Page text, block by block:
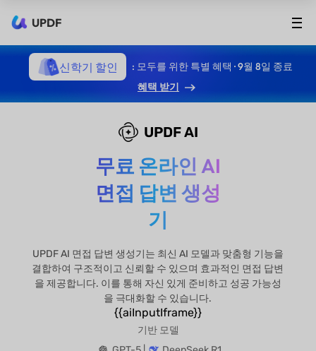
UPDF
신학기 할인
: 모두를 위한 특별 혜택 · 9월 8일 종료
혜택 받기
UPDF AI
무료 온라인 AI
면접 답변 생성
기
UPDF AI 면접 답변 생성기는 최신 AI 모델과 맞춤형 기능을
결합하여 구조적이고 신뢰할 수 있으며 효과적인 면접 답변
을 제공합니다. 이를 통해 자신 있게 준비하고 성공 가능성
을 극대화할 수 있습니다.
{{aiInputIframe}}